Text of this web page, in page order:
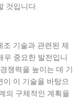
것입니다.
조 기술과 관련된 제
우 중요한 발전입니
쟁력을 높이는 데 기
이 이 기술을 바탕으
의 구체적인 계획을